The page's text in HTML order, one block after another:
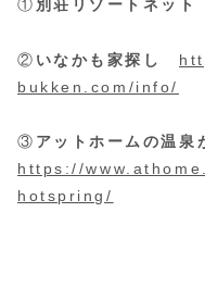
① 別荘リゾートネット
② いなかも家探し
bukken.com/info/
③ アットホームの温泉
https://
hotspring/